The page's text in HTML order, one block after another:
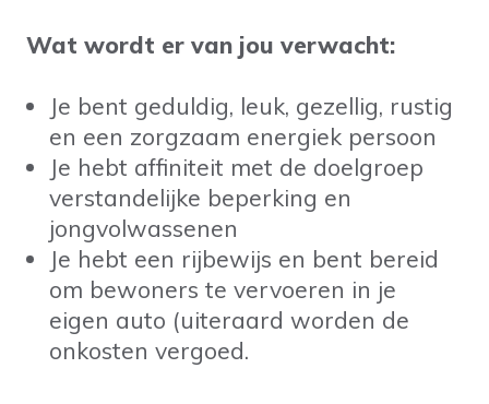
Wat wordt er van jou verwacht:
Je bent geduldig, leuk, gezellig, rustig
en een zorgzaam energiek persoon
Je hebt affiniteit met de doelgroep
verstandelijke beperking en
jongvolwassenen
Je hebt een rijbewijs en bent bereid
om bewoners te vervoeren in je
eigen auto (uiteraard worden de
onkosten vergoed.